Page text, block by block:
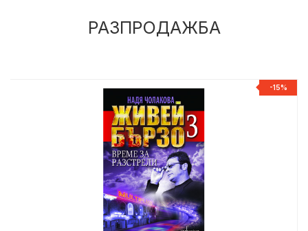
РАЗПРОДАЖБА
-15%